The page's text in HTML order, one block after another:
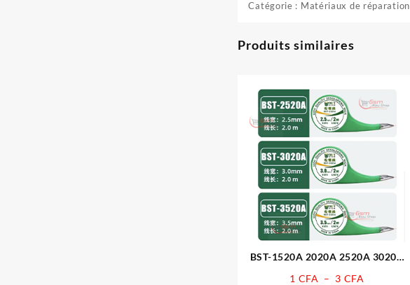
Catégorie : Matériaux de réparation
Produits similaires
BST-1520A 2020A 2520A 3020A
1 CFA – 3 CFA